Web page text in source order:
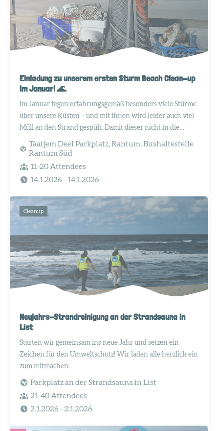
Einladung zu unserem ersten Sturm Beach Clean-up
im Januar! 🌊
Im Januar fegen erfahrungsgemäß besonders viele Stürme
über unsere Küsten – und mit ihnen wird leider auch viel
Müll an den Strand gespült. Damit dieser nicht in die
Dünen fliegt, unter dem Sand verschwindet oder zurück
ins Meer gelangt, wollen wir schnell handeln.
Taatjem Deel Parkplatz, Rantum, Bushaltestelle
Rantum Süd
11-20 Attendees
14.1.2026 - 14.1.2026
Cleanup
Neujahrs-Strandreinigung an der Strandsauna in
List
Starten wir gemeinsam ins neue Jahr und setzen ein
Zeichen für den Umweltschutz! Wir laden alle herzlich ein
zum mitmachen.
Parkplatz an der Strandsauna in List
21-40 Attendees
2.1.2026 - 2.1.2026